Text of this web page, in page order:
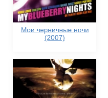
Мои черничные ночи
(2007)